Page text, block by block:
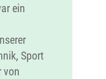
ein
Sport
von